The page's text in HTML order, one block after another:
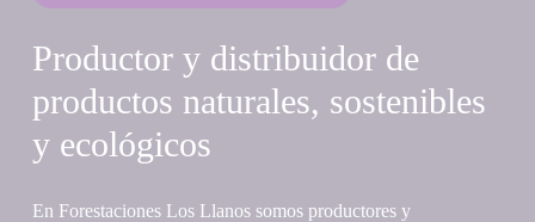
Productor y distribuidor de
productos naturales, sostenibles
y ecológicos
En Forestaciones Los Llanos somos productores y